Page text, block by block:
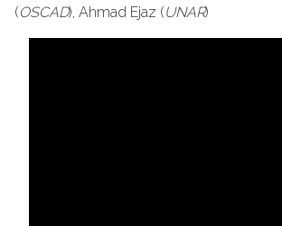
(OSCAD), Ahmad Ejaz (UNAR)